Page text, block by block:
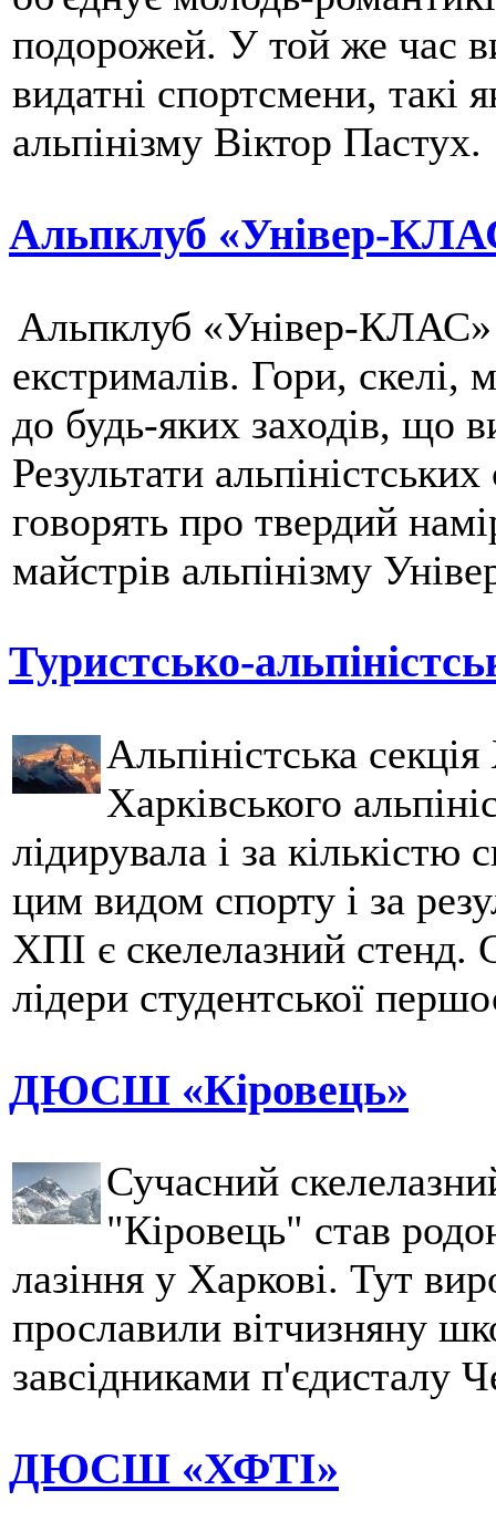
подорожей. У той же час
видатні спортсмени, такі
альпінізму Віктор Пастух.
Альпклуб «Універ-
Альпклуб «Універ-КЛАС»
екстрималів. Гори, скелі,
до будь-яких заходів, що
Результати
говорять про твердий
майстрів альпінізму
Туристсько-
Альпіністська
Харківського
лідирувала і за
цим видом спорту і за
ХПІ є скелелазний стенд.
лідери студентської
ДЮСШ «Кіровець»
Сучасний
"Кіровець" став
лазіння у Харкові. Тут
прославили вітчизняну
завсідниками п'єдисталу
ДЮСШ «ХФТІ»